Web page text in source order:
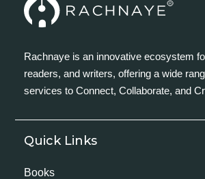
Rachnaye is an innovative ecosystem
readers, and writers, offering a wide
services to Connect, Collaborate, and
Quick Links
Books